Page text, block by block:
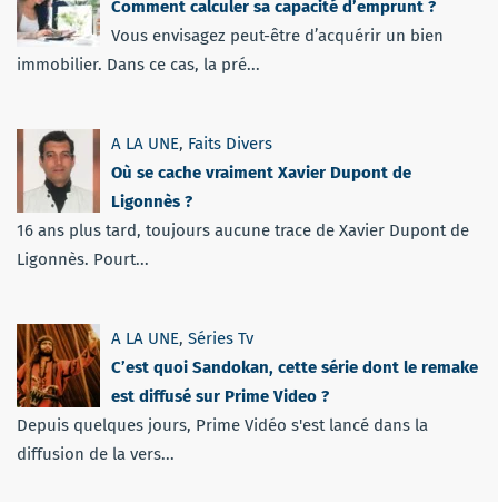
Comment calculer sa capacité d’emprunt ?
Vous envisagez peut-être d’acquérir un bien
immobilier. Dans ce cas, la pré...
A LA UNE, Faits Divers
Où se cache vraiment Xavier Dupont de
Ligonnès ?
16 ans plus tard, toujours aucune trace de Xavier Dupont de
Ligonnès. Pourt...
A LA UNE, Séries Tv
C’est quoi Sandokan, cette série dont le remake
est diffusé sur Prime Video ?
Depuis quelques jours, Prime Vidéo s'est lancé dans la
diffusion de la vers...